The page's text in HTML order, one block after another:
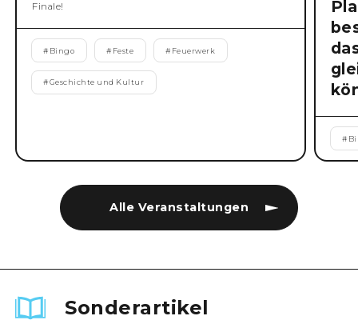
Alle Veranstaltungen
Finale!
# Bingo # Feste # Feuerwerk
#Geschichte und Kultur
#
Sonderartikel